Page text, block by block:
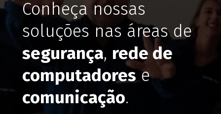
Conheça nossas
soluções nas áreas de
segurança, rede de
computadorese
comunicação.